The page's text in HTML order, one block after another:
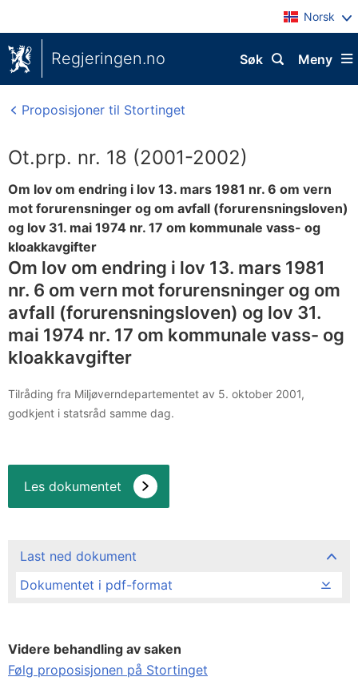
Norsk
Regjeringen.no Meny
Søk
Proposisjoner til Stortinget
Ot.prp. nr. 18 (2001-2002)
Om lov om endring i lov 13. mars 1981 nr. 6 om vern
mot forurensninger og om avfall (forurensningsloven)
og lov 31. mai 1974 nr. 17 om kommunale vass- og
kloakkavgifter
Om lov om endring i lov 13. mars 1981
nr. 6 om vern mot forurensninger og om
avfall (forurensningsloven) og lov 31.
mai 1974 nr. 17 om kommunale vass- og
kloakkavgifter
Tilråding fra Miljøverndepartementet av 5. oktober 2001,
godkjent i statsråd samme dag.
Les dokumentet
Last ned dokument
Dokumentet i pdf-format
Videre behandling av saken
Følg proposisjonen på Stortinget